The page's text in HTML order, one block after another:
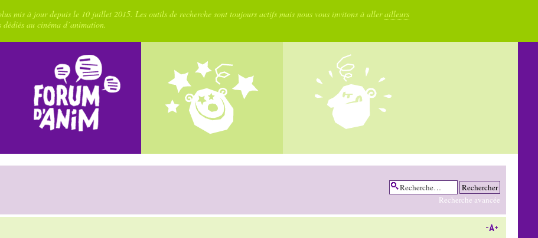
mis à jour depuis le 10 juillet 2015. Les outils de recherche sont toujours actifs mais nous vous invitons à allerailleurs
au cinéma d’animation.
Recherche avancée